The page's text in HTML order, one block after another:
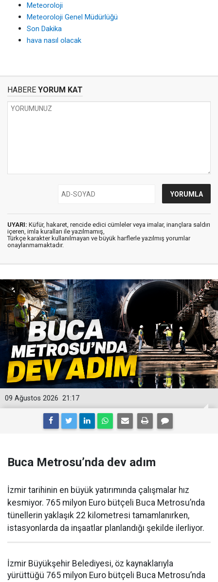
Meteoroloji
Meteoroloji Genel Müdürlüğü
Son Dakika
hava nasıl olacak
HABERE YORUM KAT
UYARI: Küfür, hakaret, rencide edici cümleler veya imalar, inançlara saldırı
içeren, imla kuralları ile yazılmamış,
Türkçe karakter kullanılmayan ve büyük harflerle yazılmış yorumlar
onaylanmamaktadır.
21:17
09 Ağustos 2026
Buca Metrosu’nda dev adım
İzmir tarihinin en büyük yatırımında çalışmalar hız
kesmiyor. 765 milyon Euro bütçeli Buca Metrosu’nda
tünellerin yaklaşık 22 kilometresi tamamlanırken,
istasyonlarda da inşaatlar planlandığı şekilde ilerliyor.
İzmir Büyükşehir Belediyesi, öz kaynaklarıyla
yürüttüğü 765 milyon Euro bütçeli Buca Metrosu’nda